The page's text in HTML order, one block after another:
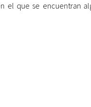
el que se encuentran